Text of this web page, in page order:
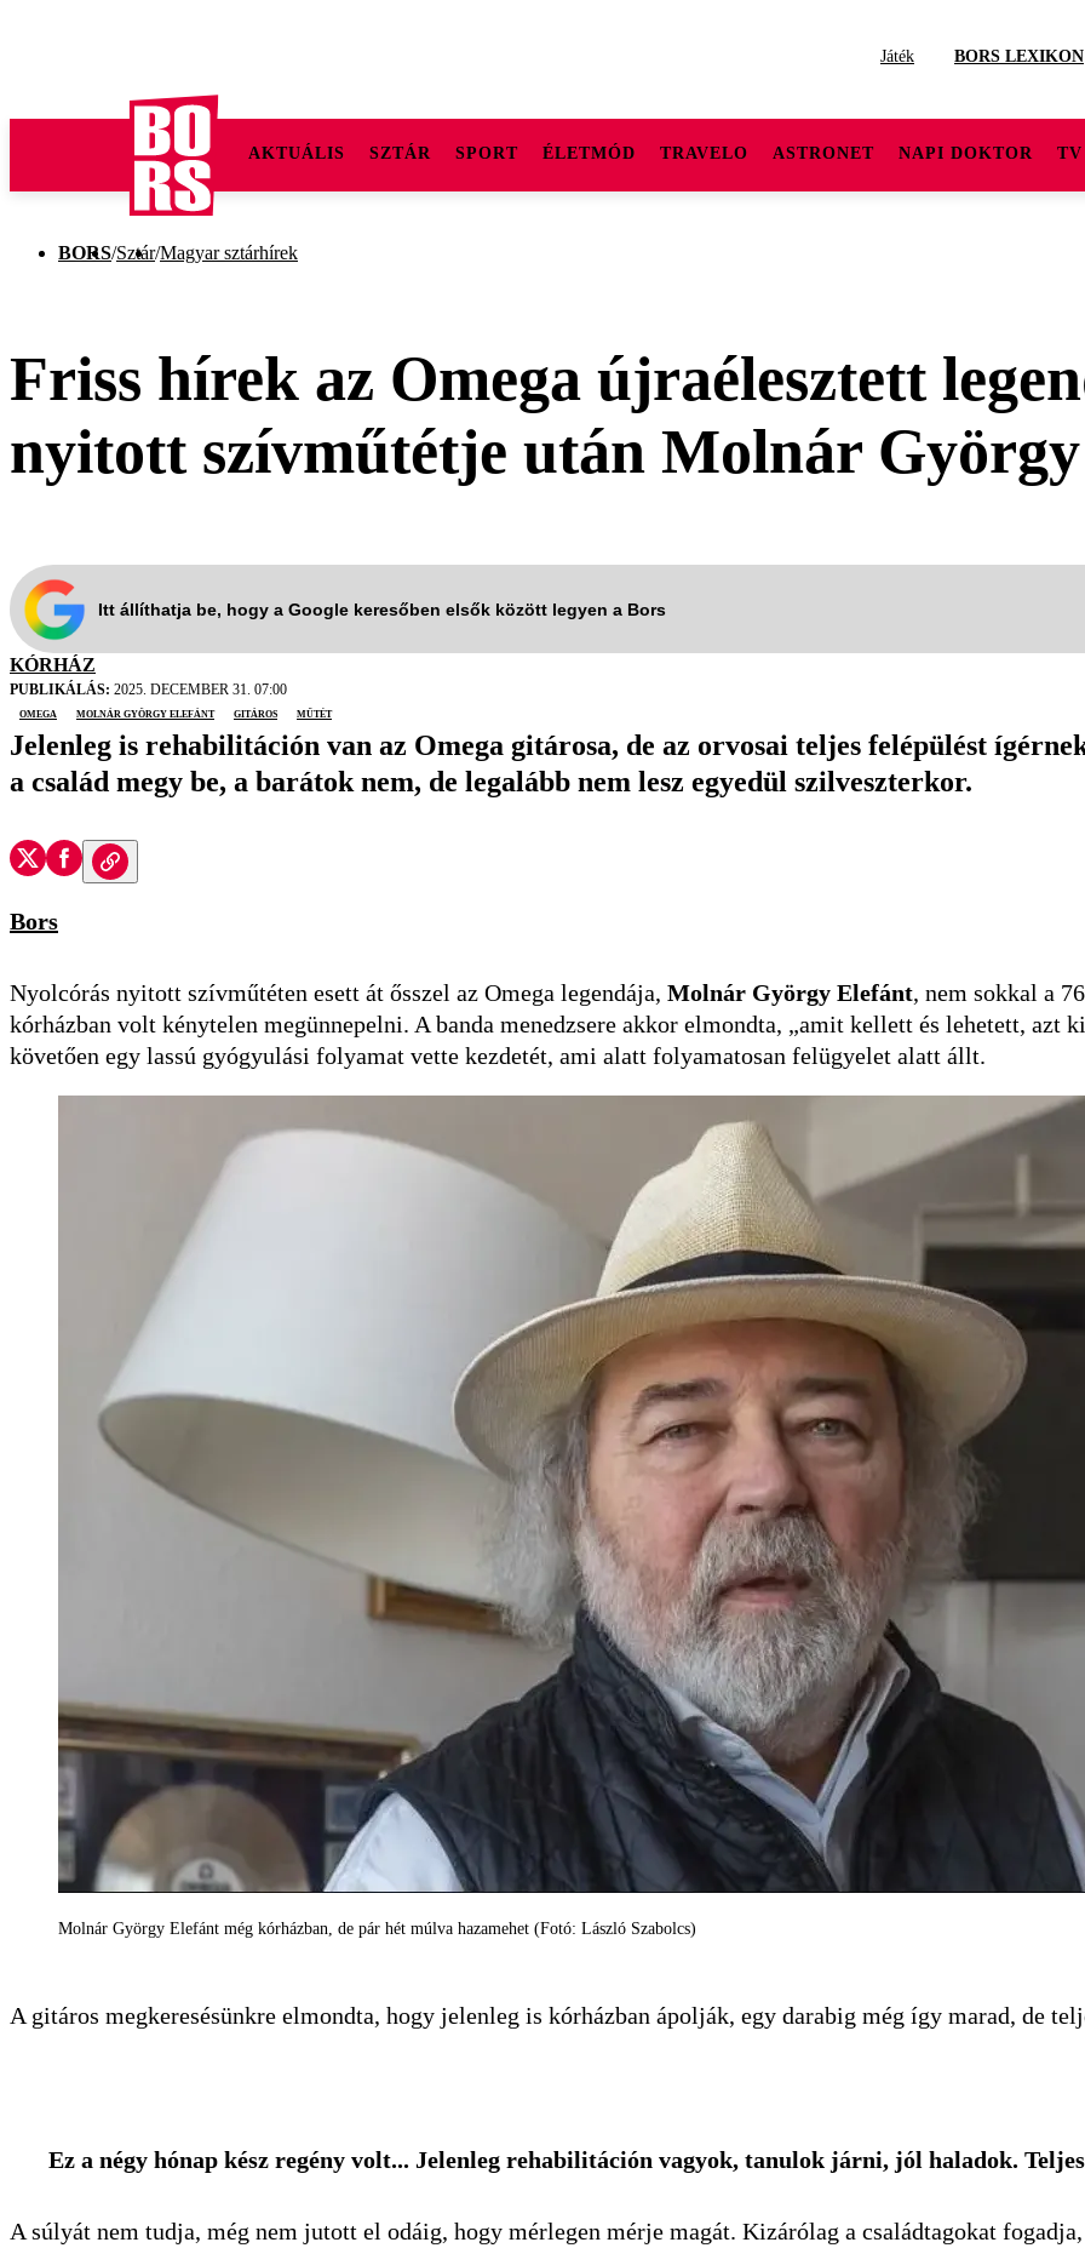
Játék BORS LEXIKON
AKTUÁLIS SZTÁR SPORT ÉLETMÓD TRAVELO ASTRONET NAPI DOKTOR TV
BORS/Sztár/Magyar sztárhírek
Friss hírek az Omega újraélesztett
nyitott szívműtétje után Molnár
Itt állíthatja be, hogy a Google keresőben elsők között legyen a Bors
KÓRHÁZ
PUBLIKÁLÁS: 2025. DECEMBER 31. 07:00
omega
Molnár György Elefánt gitáros műtét
Jelenleg is rehabilitáción van az Omega gitárosa, de az orvosai teljes felépülést
a család megy be, a barátok nem, de legalább nem lesz egyedül szilveszterkor.
Bors
Nyolcórás nyitott szívműtéten esett át ősszel az Omega legendája, Molnár György Elefánt, nem sokkal a
kórházban volt kénytelen megünnepelni. A banda menedzsere akkor elmondta, „amit kellett és lehetett, azt
követően egy lassú gyógyulási folyamat vette kezdetét, ami alatt folyamatosan felügyelet alatt állt.
Molnár György Elefánt még kórházban, de pár hét múlva hazamehet (Fotó: László Szabolcs)
A gitáros megkeresésünkre elmondta, hogy jelenleg is kórházban ápolják, egy darabig még így marad, de
Ez a négy hónap kész regény volt... Jelenleg rehabilitáción vagyok, tanulok járni, jól haladok.
A súlyát nem tudja, még nem jutott el odáig, hogy mérlegen mérje magát. Kizárólag a családtagokat